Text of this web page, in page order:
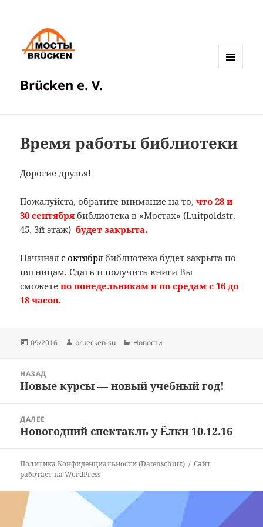
Brücken e. V.
Время работы библиотеки
Дорогие друзья!
Пожалуйста, обратите внимание на то,что 28 и
30 сентября библиотека в «Мостах» (Luitpoldstr.
45, 3й этаж) будет закрыта.
Начинаяс октябрябиблиотека будет закрыта по
пятницам. Сдать и получить книги Вы
сможетепо понедельникам и по средам с 16 до
18 часов.
Опубликовано
09/2016 Автор
bruecken-su Рубрики
Новости
записям
НАЗАД
Предыдущая
Новые курсы — новый учебный год!
ДАЛЕЕ
Следующая
Новогодний спектакль у Ёлки 10.12.16
Политика Конфиденциальности (Datenschutz)
Сайт
работает на WordPress